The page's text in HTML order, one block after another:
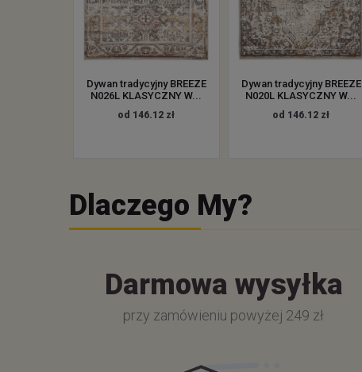
Dywan tradycyjny BREEZE
N026L KLASYCZNY W...
od 146.12 zł
Dywan tradycyjny BREEZE
N020L KLASYCZNY W...
od 146.12 zł
Dlaczego My?
Darmowa wysyłka
przy zamówieniu powyżej 249 zł